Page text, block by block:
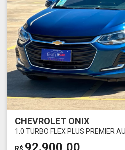
CHEVROLET ONIX
1.0 TURBO FLEX PLUS PREMIER
92.900,00